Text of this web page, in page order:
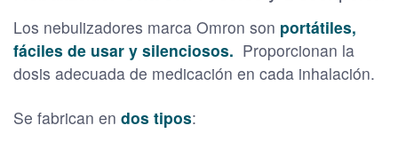
Los nebulizadores marca Omron son portátiles,
fáciles de usar y silenciosos. Proporcionan la
dosis adecuada de medicación en cada inhalación.
Se fabrican en dos tipos: